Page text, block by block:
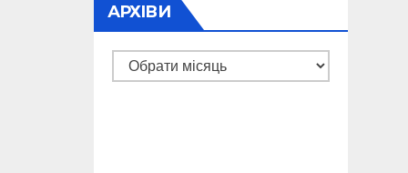
АРХІВИ
Архіви